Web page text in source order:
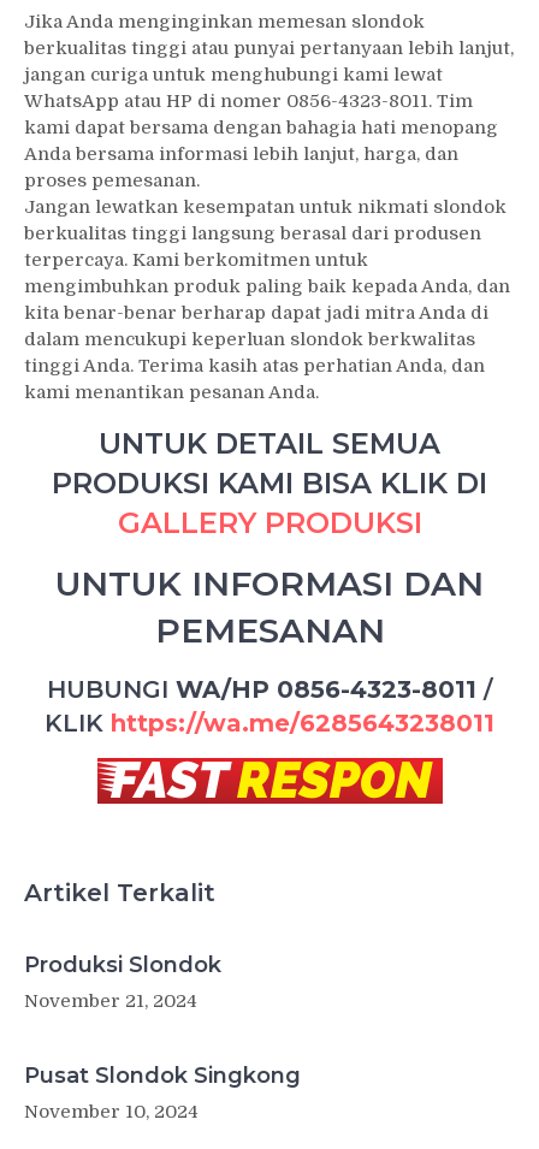
Jika Anda menginginkan memesan slondok
berkualitas tinggi atau punyai pertanyaan lebih lanjut,
jangan curiga untuk menghubungi kami lewat
WhatsApp atau HP di nomer 0856-4323-8011. Tim
kami dapat bersama dengan bahagia hati menopang
Anda bersama informasi lebih lanjut, harga, dan
proses pemesanan.
Jangan lewatkan kesempatan untuk nikmati slondok
berkualitas tinggi langsung berasal dari produsen
terpercaya. Kami berkomitmen untuk
mengimbuhkan produk paling baik kepada Anda, dan
kita benar-benar berharap dapat jadi mitra Anda di
dalam mencukupi keperluan slondok berkwalitas
tinggi Anda. Terima kasih atas perhatian Anda, dan
kami menantikan pesanan Anda.
UNTUK DETAIL SEMUA
PRODUKSI KAMI BISA KLIK DI
GALLERY PRODUKSI
UNTUK INFORMASI DAN
PEMESANAN
HUBUNGI WA/HP 0856-4323-8011 /
KLIK https://wa.me/6285643238011
Artikel Terkalit
Produksi Slondok
November 21, 2024
Pusat Slondok Singkong
November 10, 2024